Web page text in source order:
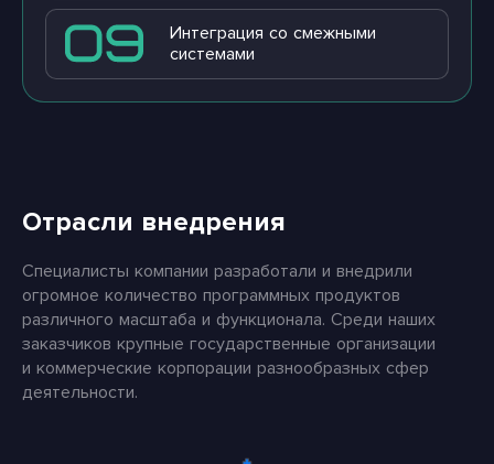
Интеграция со смежными
системами
Отрасли внедрения
Специалисты компании разработали и внедрили
огромное количество программных продуктов
различного масштаба и функционала. Среди наших
заказчиков крупные государственные организации
и коммерческие корпорации разнообразных сфер
деятельности.